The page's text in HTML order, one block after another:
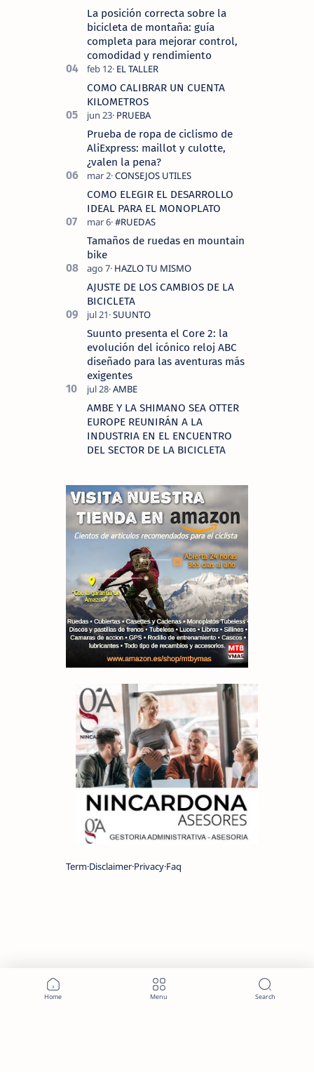
La posición correcta sobre la
bicicleta de montaña: guía
completa para mejorar control,
comodidad y rendimiento
COMO CALIBRAR UN CUENTA
KILOMETROS
Prueba de ropa de ciclismo de
AliExpress: maillot y culotte,
¿valen la pena?
COMO ELEGIR EL DESARROLLO
IDEAL PARA EL MONOPLATO
Tamaños de ruedas en mountain
bike
AJUSTE DE LOS CAMBIOS DE LA
BICICLETA
Suunto presenta el Core 2: la
evolución del icónico reloj ABC
diseñado para las aventuras más
exigentes
AMBE Y LA SHIMANO SEA OTTER
EUROPE REUNIRÁN A LA
INDUSTRIA EN EL ENCUENTRO
DEL SECTOR DE LA BICICLETA
Term Disclaimer Privacy Faq